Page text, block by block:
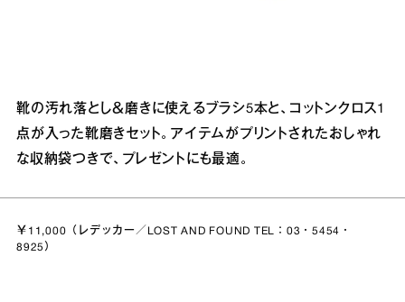
靴の汚れ落とし＆磨きに使えるブラシ5本と、コットンクロス1
点が入った靴磨きセット。アイテムがプリントされたおしゃれ
な収納袋つきで、プレゼントにも最適。
￥11,000（レデッカー／LOST AND FOUND TEL：03・5454・
8925）